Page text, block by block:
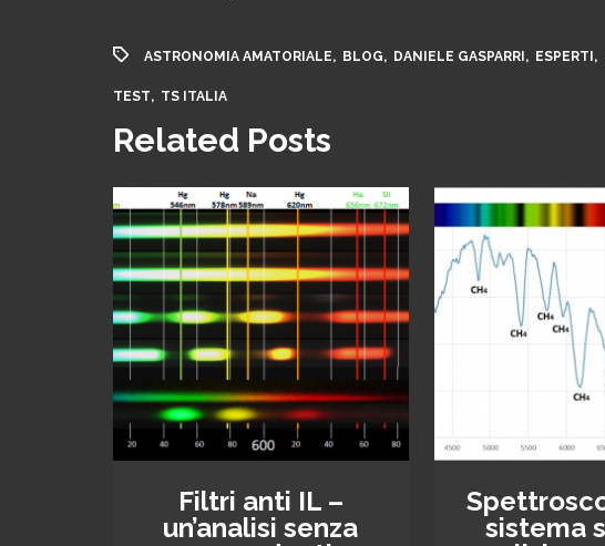
ASTRONOMIA AMATORIALE, BLOG, DANIELE GASPARRI , ESPERTI ,
TEST, TS ITALIA
Related Posts
Filtri anti IL –
un’analisi senza
sistema